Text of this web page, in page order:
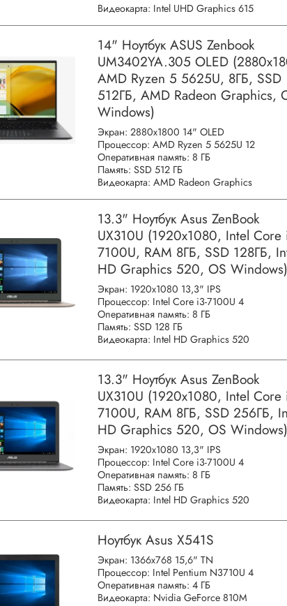
Видеокарта: Intel UHD Graphics 615
14" Ноутбук ASUS Zenbook
UM3402YA.305 OLED
AMD Ryzen 5 5625U, 8ГБ, SSD
512ГБ, AMD Radeon Graphics,
Windows)
Экран: 2880x1800 14" OLED
Процессор: AMD Ryzen 5 5625U 12
Оперативная память: 8 ГБ
Память: SSD 512 ГБ
Видеокарта: AMD Radeon Graphics
13.3" Ноутбук Asus ZenBook
UX310U (1920x1080, Intel Core
7100U, RAM 8ГБ, SSD 128ГБ,
HD Graphics 520, OS Windows)
Экран: 1920x1080 13,3" IPS
Процессор: Intel Core i3-7100U 4
Оперативная память: 8 ГБ
Память: SSD 128 ГБ
Видеокарта: Intel HD Graphics 520
13.3" Ноутбук Asus ZenBook
UX310U (1920x1080, Intel Core
7100U, RAM 8ГБ, SSD 256ГБ,
HD Graphics 520, OS Windows)
Экран: 1920x1080 13,3" IPS
Процессор: Intel Core i3-7100U 4
Оперативная память: 8 ГБ
Память: SSD 256 ГБ
Видеокарта: Intel HD Graphics 520
Ноутбук Asus X541S
Экран: 1366x768 15,6" TN
Процессор: Intel Pentium N3710U 4
Оперативная память: 4 ГБ
Видеокарта: Nvidia GeForce 810M